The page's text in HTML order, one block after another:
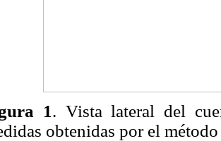
1. Vista lateral del
obtenidas por el método